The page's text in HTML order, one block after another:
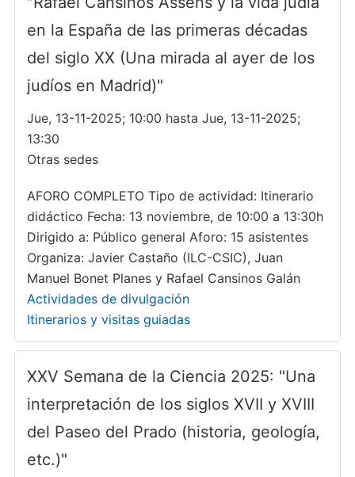
en la España de las primeras décadas
del siglo XX (Una mirada al ayer de los
judíos en Madrid)"
Jue, 13-11-2025; 10:00 hasta Jue, 13-11-2025;
13:30
Otras sedes
AFORO COMPLETO Tipo de actividad: Itinerario
didáctico Fecha: 13 noviembre, de 10:00 a 13:30h
Dirigido a: Público general Aforo: 15 asistentes
Organiza: Javier Castaño (ILC-CSIC), Juan
Manuel Bonet Planes y Rafael Cansinos Galán
Actividades de divulgación
Itinerarios y visitas guiadas
XXV Semana de la Ciencia 2025: "Una
interpretación de los siglos XVII y XVIII
del Paseo del Prado (historia, geología,
etc.)"